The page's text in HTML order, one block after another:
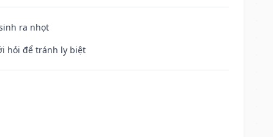
ra nhọt
hỏi để tránh ly biệt